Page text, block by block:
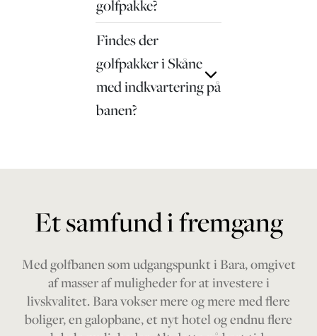
golfpakke?
Findes der
golfpakker i Skåne
med indkvartering på
banen?
Et samfund i fremgang
Med golfbanen som udgangspunkt i Bara, omgivet
af masser af muligheder for at investere i
livskvalitet. Bara vokser mere og mere med flere
boliger, en galopbane, et nyt hotel og endnu flere